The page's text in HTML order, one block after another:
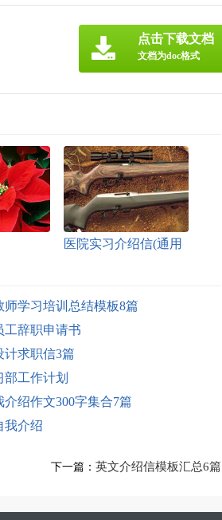
点击下载文档
文档为doc格式
医院实习介绍信(通用
师学习培训总结模板8篇
工辞职申请书
计求职信3篇
工作计划
介绍作文300字集合7篇
我介绍
下一篇： 英文介绍信模板汇总6篇